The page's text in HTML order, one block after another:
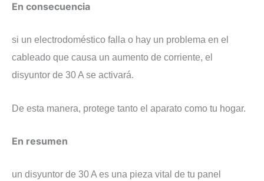
​En consecuencia
si un electrodoméstico falla o hay un problema en el
cableado que causa un aumento de corriente, el
disyuntor de 30 A se activará.
De esta manera, protege tanto el aparato como tu hogar.
​En resumen
un disyuntor de 30 A es una pieza vital de tu panel